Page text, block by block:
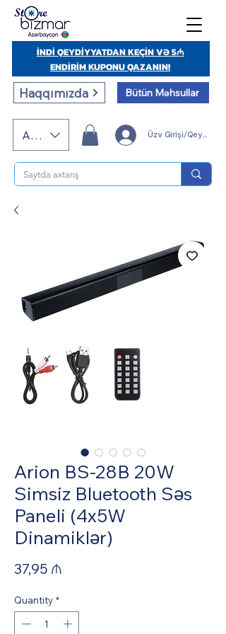
AZN (AZN) Üzv Girişi/Qeydiyyatı
Bütün Məhsullar
İNDİ QEYDİYYATDAN KEÇİN VƏ 5₼
ENDİRİM KUPONU QAZANIN!
Haqqımızda
Arion BS-28B 20W
Simsiz Bluetooth Səs
Paneli (4x5W
Dinamiklər)
37,95 ₼Price
Quantity *